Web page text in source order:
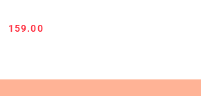
Cena:
159.00